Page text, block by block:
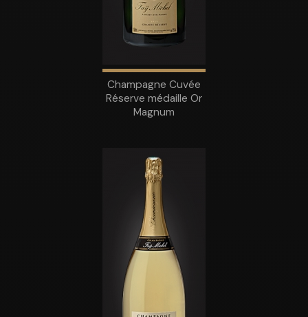
Champagne Cuvée
Réserve médaille Or
Magnum